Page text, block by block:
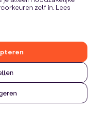
zelf in. Lees